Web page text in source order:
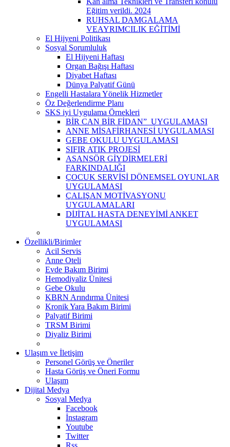
Eğitim verildi. 2024
RUHSAL DAMGALAMA
VEAYRIMCILIK EĞİTİMİ
El Hijyeni Politikası
Sosyal Sorumluluk
El Hijyeni Haftası
Organ Bağışı Haftası
Diyabet Haftası
Dünya Palyatif Günü
Engelli Hastalara Yönelik Hizmetler
Öz Değerlendirme Planı
SKS iyi Uygulama Örnekleri
BİR CAN BİR FİDAN” UYGULAMASI
ANNE MİSAFİRHANESİ UYGULAMASI
GEBE OKULU UYGULAMASI
SIFIR ATIK PROJESİ
ASANSÖR GİYDİRMELERİ
FARKINDALIĞI
ÇOCUK SERVİSİ DÖNEMSEL OYUNLAR
UYGULAMASI
ÇALIŞAN MOTİVASYONU
UYGULAMALARI
DİJİTAL HASTA DENEYİMİ ANKET
UYGULAMASI
Özellikli/Birimler
Acil Servis
Anne Oteli
Evde Bakım Birimi
Hemodiyaliz Ünitesi
Gebe Okulu
KBRN Arındırma Ünitesi
Kronik Yara Bakım Birimi
Palyatif Birimi
TRSM Birimi
Diyaliz Birimi
Ulaşım ve İletişim
Personel Görüş ve Öneriler
Hasta Görüş ve Öneri Formu
Ulaşım
Dijital Medya
Sosyal Medya
Facebook
İnstagram
Youtube
Twitter
Rss